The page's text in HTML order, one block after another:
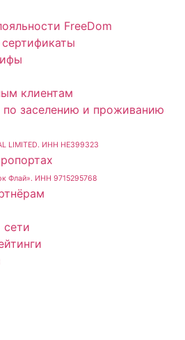
FreeDom
клиентам
заселению и проживанию
LIMITED. ИНН HE399323
Флай». ИНН 9715295768